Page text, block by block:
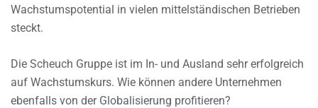
Wachstumspotential in vielen mittelständischen Betrieben
steckt.
Die Scheuch Gruppe ist im In- und Ausland sehr erfolgreich
auf Wachstumskurs. Wie können andere Unternehmen
ebenfalls von der Globalisierung profitieren?